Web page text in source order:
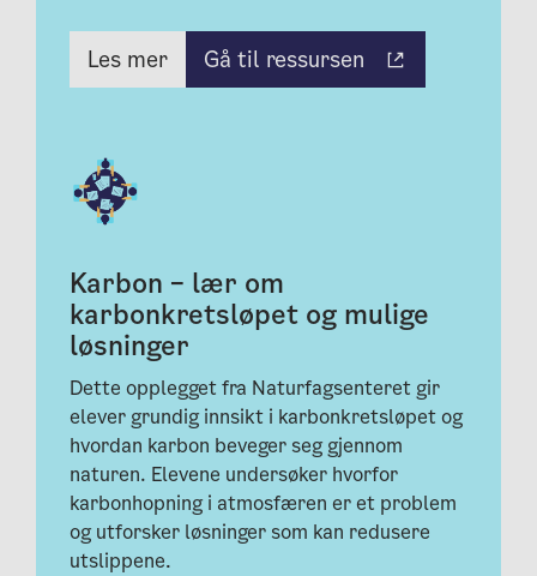
Les mer Gå til ressursen
Karbon – lær om
karbonkretsløpet og mulige
løsninger
Dette opplegget fra Naturfagsenteret gir
elever grundig innsikt i karbonkretsløpet og
hvordan karbon beveger seg gjennom
naturen. Elevene undersøker hvorfor
karbonhopning i atmosfæren er et problem
og utforsker løsninger som kan redusere
utslippene.